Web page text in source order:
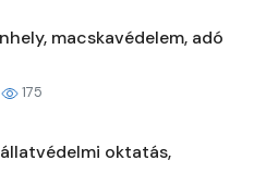
macskavédelem, adó
175
oktatás,